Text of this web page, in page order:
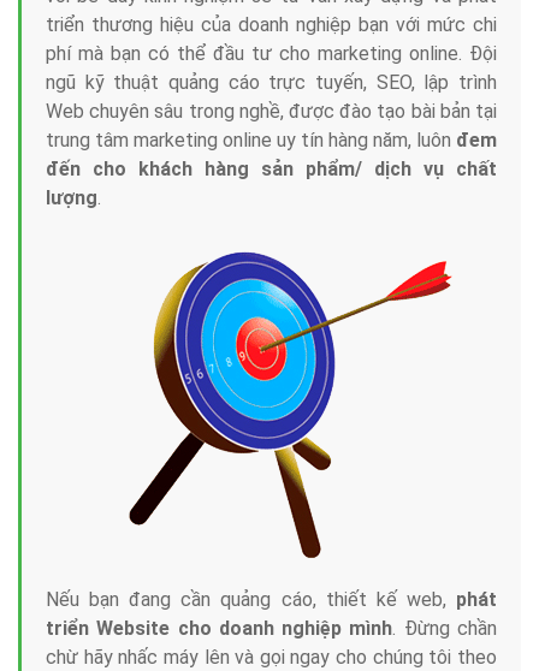
triển thương hiệu của doanh nghiệp bạn với mức chi
phí mà bạn có thể đầu tư cho marketing online. Đội
ngũ kỹ thuật quảng cáo trực tuyến, SEO, lập trình
Web chuyên sâu trong nghề, được đào tạo bài bản tại
trung tâm marketing online uy tín hàng năm, luôn đem
đến cho khách hàng sản phẩm/ dịch vụ chất
lượng.
Nếu bạn đang cần quảng cáo, thiết kế web, phát
triển Website cho doanh nghiệp mình. Đừng chần
chừ hãy nhấc máy lên và gọi ngay cho chúng tôi theo